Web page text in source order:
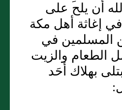
أَن يلح على
في إغاثة أهل مكة
المسلمين في
الطعام والزيت
بهلاك أحَد